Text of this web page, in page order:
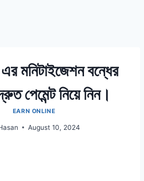
মনিটাইজেশন বন্ধের
পেমেন্ট নিয়ে নিন।
EARN ONLINE
August 10, 2024